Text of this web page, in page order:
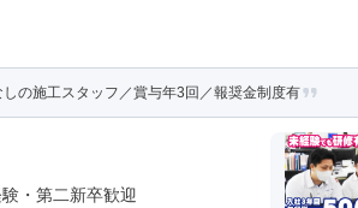
の施工スタッフ／賞与年3回／報奨金制度有
・第二新卒歓迎